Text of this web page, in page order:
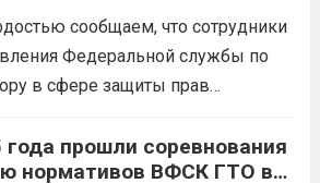
(ГТО) для сотрудников
Спас». Это мероприятие
важность...
краю выполнили
«Готов к труду и
сообщаем, что сотрудники
Федеральной службы по
в сфере защиты прав
краю выполнили
ВФСК «Готов к труду и
года прошли соревнования
нормативов ВФСК ГТО в